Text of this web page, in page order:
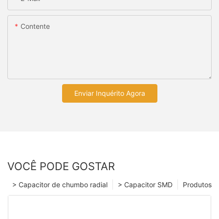
Contente
Enviar Inquérito Agora
VOCÊ PODE GOSTAR
Produtos
> Capacitor SMD
> Capacitor de chumbo radial